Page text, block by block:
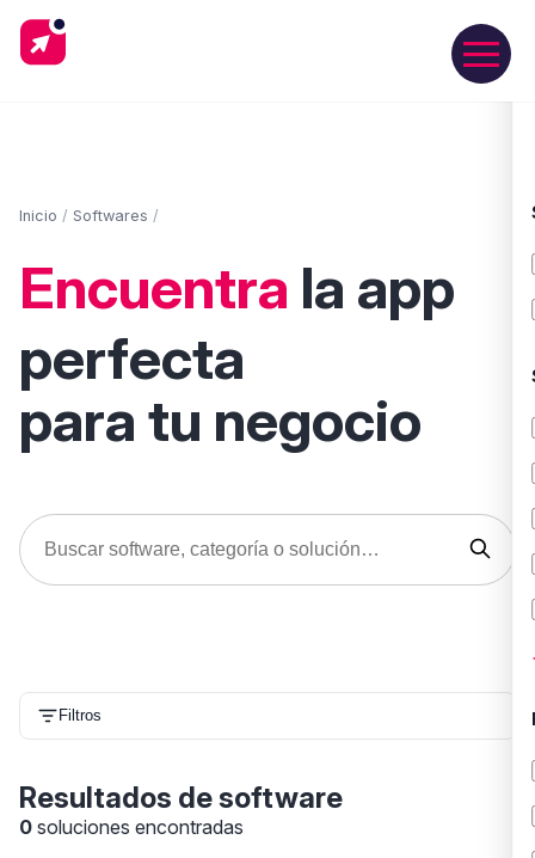
Inicio / Softwares /
Encuentra la app
perfecta
para tu negocio
Filtros
Resultados de software
0 soluciones encontradas